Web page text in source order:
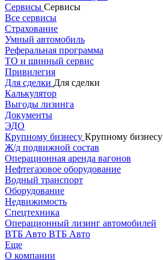
Сервисы Сервисы
Все сервисы
Страхование
Умный автомобиль
Реферальная программа
ТО и шинный сервис
Привилегия
Для сделки Для сделки
Калькулятор
Выгоды лизинга
Документы
ЭДО
Крупному бизнесу Крупному бизнесу
Ж/д подвижной состав
Операционная аренда вагонов
Нефтегазовое оборудование
Водный транспорт
Оборудование
Недвижимость
Спецтехника
Операционный лизинг автомобилей
ВТБ Авто ВТБ Авто
Еще
О компании